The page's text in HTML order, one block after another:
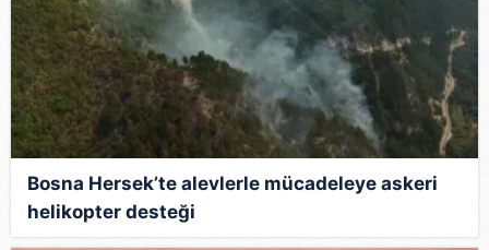
Bosna Hersek’te alevlerle mücadeleye askeri
helikopter desteği